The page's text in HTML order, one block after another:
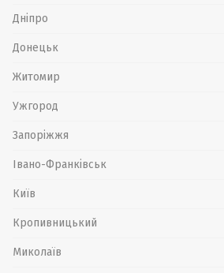
Дніпро
Донецьк
Житомир
Ужгород
Запоріжжя
Івано-Франківськ
Київ
Кропивницький
Миколаїв